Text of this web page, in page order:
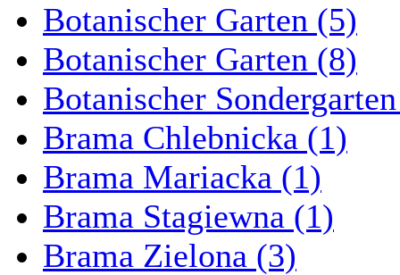
Botanischer Garten (5)
Botanischer Garten (8)
Botanischer
Brama Chlebnicka (1)
Brama Mariacka (1)
Brama Stagiewna (1)
Brama Zielona (3)